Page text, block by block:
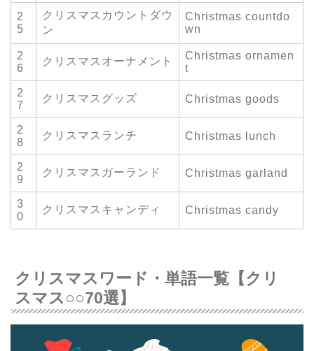
2
5
クリスマスカウントダウ
ン
Christmas countdo
wn
2
6
クリスマスオーナメント
Christmas ornamen
t
2
7
クリスマスグッズ Christmas goods
2
8
クリスマスランチ Christmas lunch
2
9
クリスマスガーランド Christmas garland
3
0
クリスマスキャンディ Christmas candy
クリスマスワード・単語一覧【クリ
スマス○○70選】